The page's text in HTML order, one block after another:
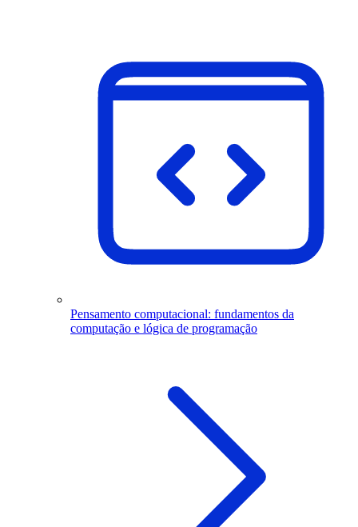
Pensamento computacional: fundamentos da
computação e lógica de programação